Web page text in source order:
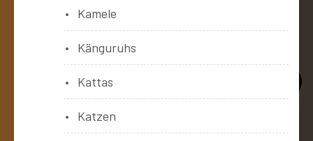
Kamele
Känguruhs
Kattas
Katzen